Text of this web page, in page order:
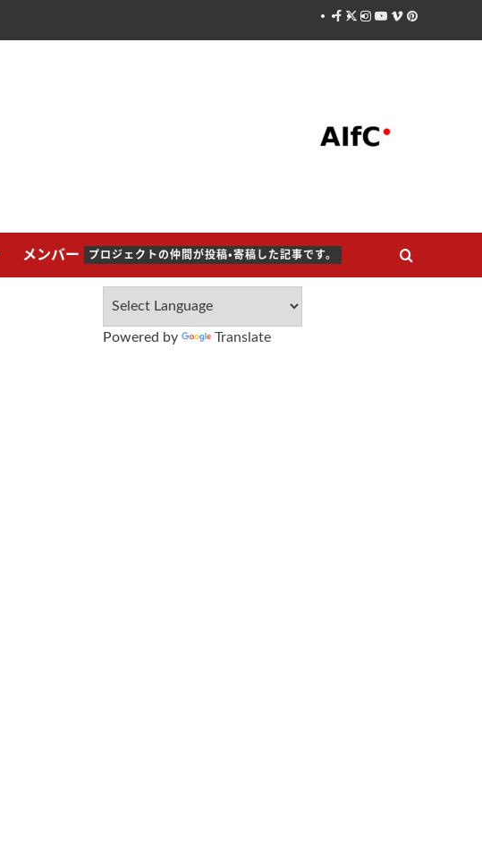
Facebook
X Instagram
Youtube
VimeoPinterest
メンバー プロジェクトの仲間が投稿・寄稿した記事です。
Powered by Translate